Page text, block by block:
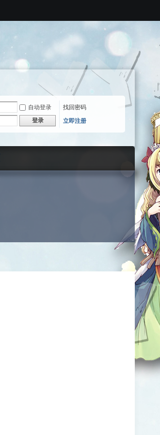
自动登录
找回密码
登录 立即注册